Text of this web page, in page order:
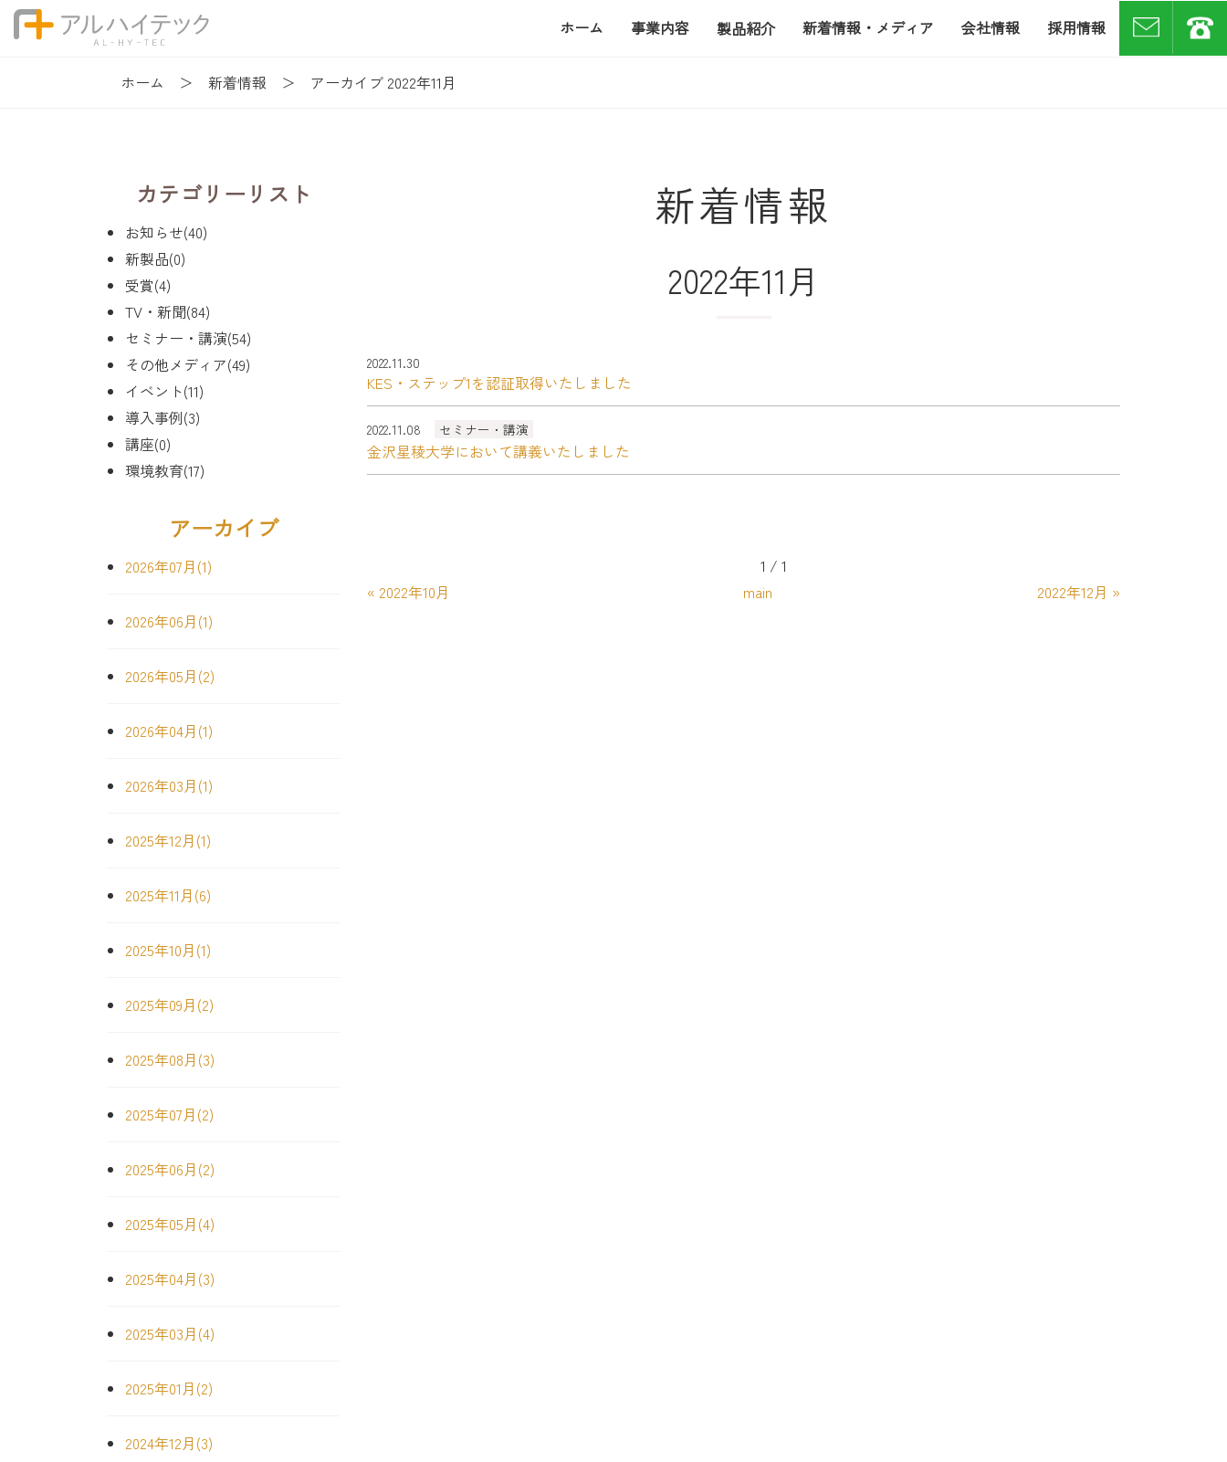
ホーム 事業内容 製品紹介 新着情報・メディア 会社情報 採用情報 お問い合わせ
ホーム 新着情報 アーカイブ 2022年11月
新着情報
2022年11月
2022.11.30
KES・ステップ1を認証取得いたしました
2022.11.08 セミナー・講演
金沢星稜大学において講義いたしました
1 / 1
« 2022年10月 main 2022年12月 »
カテゴリーリスト
お知らせ(40)
新製品(0)
受賞(4)
TV・新聞(84)
セミナー・講演(54)
その他メディア(49)
イベント(11)
導入事例(3)
講座(0)
環境教育(17)
アーカイブ
2026年07月(1)
2026年06月(1)
2026年05月(2)
2026年04月(1)
2026年03月(1)
2025年12月(1)
2025年11月(6)
2025年10月(1)
2025年09月(2)
2025年08月(3)
2025年07月(2)
2025年06月(2)
2025年05月(4)
2025年04月(3)
2025年03月(4)
2025年01月(2)
2024年12月(3)